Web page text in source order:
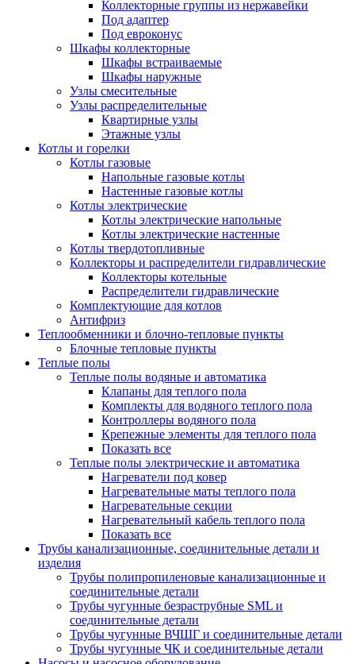
Коллекторные группы из нержавейки
Под адаптер
Под евроконус
Шкафы коллекторные
Шкафы встраиваемые
Шкафы наружные
Узлы смесительные
Узлы распределительные
Квартирные узлы
Этажные узлы
Котлы и горелки
Котлы газовые
Напольные газовые котлы
Настенные газовые котлы
Котлы электрические
Котлы электрические напольные
Котлы электрические настенные
Котлы твердотопливные
Коллекторы и распределители гидравлические
Коллекторы котельные
Распределители гидравлические
Комплектующие для котлов
Антифриз
Теплообменники и блочно-тепловые пункты
Блочные тепловые пункты
Теплые полы
Теплые полы водяные и автоматика
Клапаны для теплого пола
Комплекты для водяного теплого пола
Контроллеры водяного пола
Крепежные элементы для теплого пола
Показать все
Теплые полы электрические и автоматика
Нагреватели под ковер
Нагревательные маты теплого пола
Нагревательные секции
Нагревательный кабель теплого пола
Показать все
Трубы канализационные, соединительные детали и
изделия
Трубы полипропиленовые канализационные и
соединительные детали
Трубы чугунные безраструбные SML и
соединительные детали
Трубы чугунные ВЧШГ и соединительные детали
Трубы чугунные ЧК и соединительные детали